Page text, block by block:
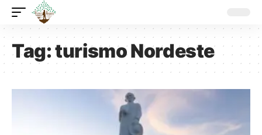
Tag:turismo Nordeste